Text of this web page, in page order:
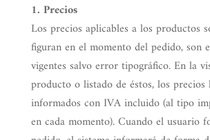
1. Precios
Los precios aplicables a los productos
figuran en el momento del pedido, son
vigentes salvo error tipográfico. En la
producto o listado de éstos, los precios
informados con IVA incluido (al tipo
en cada momento). Cuando el usuario